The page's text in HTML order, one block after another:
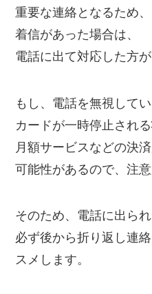
重要な連絡となるため、
着信があった場合は、
電話に出て対応した方
もし、電話を無視してい
カードが一時停止され
月額サービスなどの決
可能性があるので、注意
そのため、電話に出ら
必ず後から折り返し連
スメします。